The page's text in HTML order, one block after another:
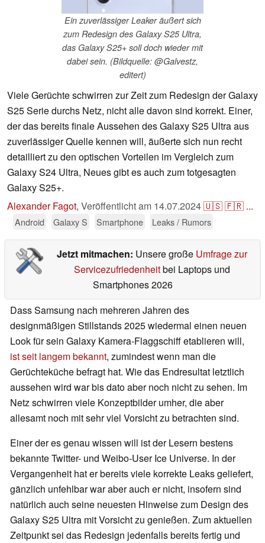
Ein zuverlässiger Leaker äußert sich
zum Redesign des Galaxy S25 Ultra,
das Galaxy S25+ soll doch wieder mit
dabei sein. (Bildquelle: @Galvestz,
editert)
Viele Gerüchte schwirren zur Zeit zum Redesign der Galaxy
S25 Serie durchs Netz, nicht alle davon sind korrekt. Einer,
der das bereits finale Aussehen des Galaxy S25 Ultra aus
zuverlässiger Quelle kennen will, äußerte sich nun recht
detailliert zu den optischen Vorteilen im Vergleich zum
Galaxy S24 Ultra, Neues gibt es auch zum totgesagten
Galaxy S25+.
Alexander Fagot, Veröffentlicht am 14.07.2024🇺🇸🇫🇷 ...
Android Galaxy S Smartphone Leaks / Rumors
Jetzt mitmachen: Unsere große Umfrage zur
Servicezufriedenheitbei Laptops und
Smartphones 2026
Dass Samsung nach mehreren Jahren des
designmäßigen Stillstands 2025 wiedermal einen neuen
Look für sein Galaxy Kamera-Flaggschiff etablieren will,
ist seit langem bekannt, zumindest wenn man die
Gerüchteküche befragt hat. Wie das Endresultat letztlich
aussehen wird war bis dato aber noch nicht zu sehen. Im
Netz schwirren viele Konzeptbilder umher, die aber
allesamt noch mit sehr viel Vorsicht zu betrachten sind.
Einer der es genau wissen will ist der Lesern bestens
bekannte Twitter- und Weibo-User Ice Universe. In der
Vergangenheit hat er bereits viele korrekte Leaks geliefert,
gänzlich unfehlbar war aber auch er nicht, insofern sind
natürlich auch seine neuesten Hinweise zum Design des
Galaxy S25 Ultra mit Vorsicht zu genießen. Zum aktuellen
Zeitpunkt sei das Redesign jedenfalls bereits fertig und